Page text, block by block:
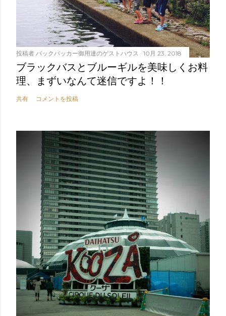
投稿者 バックパッカー御用達のゲストハウス 10月 23, 2018
ブラックバスとブルーギルを美味しくお料
理、まずいなんて迷信ですよ！！
共有 コメントを投稿